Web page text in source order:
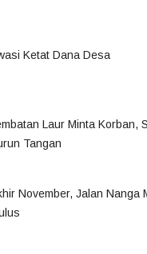
Ketat Dana Desa
Laur Minta Korban,
Tangan
November, Jalan Nanga